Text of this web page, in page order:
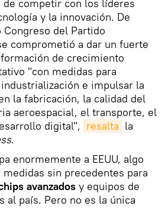
de competir con los líderes
y la innovación. De
del Partido
comprometió a dar un fuerte
de crecimiento
"con medidas para
e impulsar la
la fabricación, la calidad del
aeroespacial, el transporte, el
digital", resalta la
.
enormemente a EEUU, algo
sin precedentes para
avanzados y equipos de
al país. Pero no es la única